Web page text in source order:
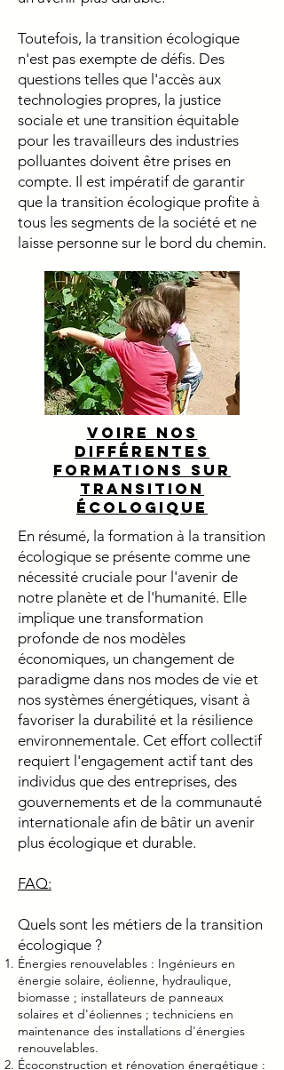
Toutefois, la transition écologique
n'est pas exempte de défis. Des
questions telles que l'accès aux
technologies propres, la justice
sociale et une transition équitable
pour les travailleurs des industries
polluantes doivent être prises en
compte. Il est impératif de garantir
que la transition écologique profite à
tous les segments de la société et ne
laisse personne sur le bord du chemin.
Voire nos
différentes
formations sur
transition
écologique
En résumé, la formation à la transition
écologique se présente comme une
nécessité cruciale pour l'avenir de
notre planète et de l'humanité. Elle
implique une transformation
profonde de nos modèles
économiques, un changement de
paradigme dans nos modes de vie et
nos systèmes énergétiques, visant à
favoriser la durabilité et la résilience
environnementale. Cet effort collectif
requiert l'engagement actif tant des
individus que des entreprises, des
gouvernements et de la communauté
internationale afin de bâtir un avenir
plus écologique et durable.
FAQ:
Quels sont les métiers de la transition
écologique ?
Énergies renouvelables : Ingénieurs en
énergie solaire, éolienne, hydraulique,
biomasse ; installateurs de panneaux
solaires et d'éoliennes ; techniciens en
maintenance des installations d'énergies
renouvelables.
Écoconstruction et rénovation énergétique :